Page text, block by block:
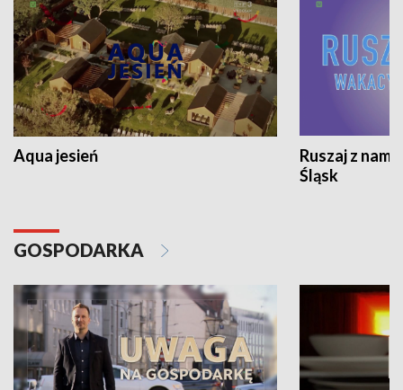
Aqua jesień
Ruszaj z
Śląsk
GOSPODARKA